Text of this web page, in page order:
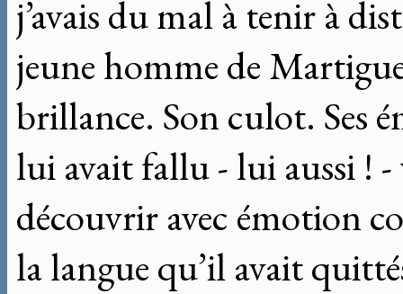
j’avais du mal à tenir à
jeune homme de
brillance. Son culot. Ses
lui avait fallu - lui aussi !
découvrir avec émotion
la langue qu’il avait